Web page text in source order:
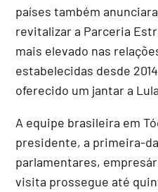
países também
revitalizar a Parceria
mais elevado nas
estabelecidas desde
oferecido um jantar a
A equipe brasileira em
presidente, a primeira-
parlamentares,
visita prossegue até